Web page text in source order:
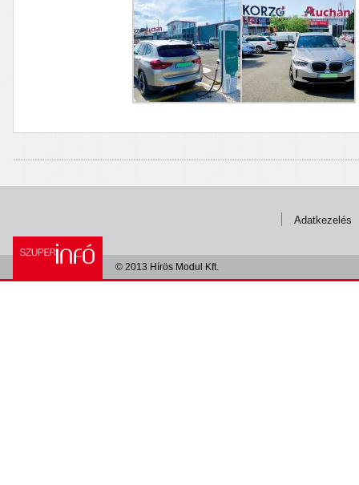
Adatkezelés
© 2013 Hírös Modul Kft.